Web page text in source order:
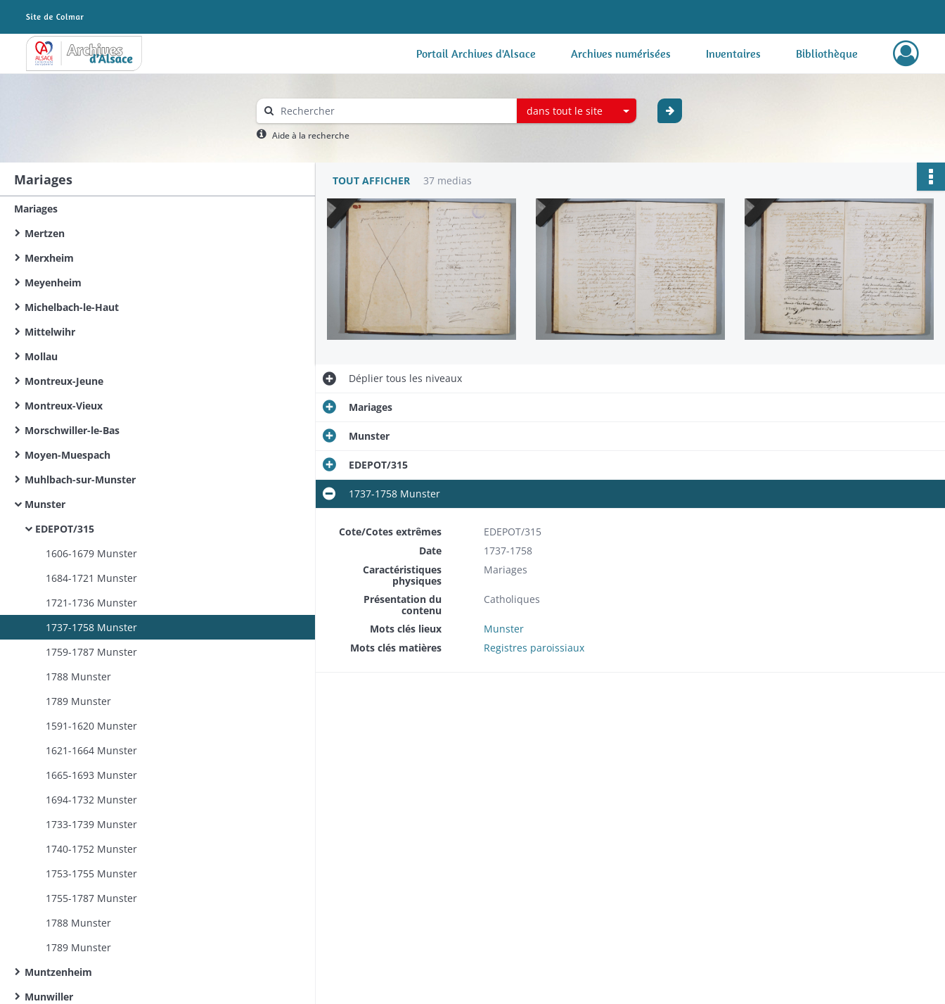
Archives Alsace - Colmar Portail Archives d'Alsace Archives numérisées Inventaires Bibliothèque
dans tout le site
Aide à la recherche
Mariages
Mariages
Mertzen
Merxheim
Meyenheim
Michelbach-le-Haut
Mittelwihr
Mollau
Montreux-Jeune
Montreux-Vieux
Morschwiller-le-Bas
Moyen-Muespach
Muhlbach-sur-Munster
Munster
EDEPOT/315
1606-1679 Munster
1684-1721 Munster
1721-1736 Munster
1737-1758 Munster
1759-1787 Munster
1788 Munster
1789 Munster
1591-1620 Munster
1621-1664 Munster
1665-1693 Munster
1694-1732 Munster
1733-1739 Munster
1740-1752 Munster
1753-1755 Munster
1755-1787 Munster
1788 Munster
1789 Munster
Muntzenheim
Munwiller
TOUT AFFICHER 37 medias
Dépliertous les niveaux
Mariages
Munster
EDEPOT/315
1737-1758 Munster
Cote/Cotes extrêmes
EDEPOT/315
Date
1737-1758
Caractéristiques
physiques
Mariages
Présentation du
contenu
Catholiques
Mots clés lieux
Munster
Mots clés matières
Registres paroissiaux